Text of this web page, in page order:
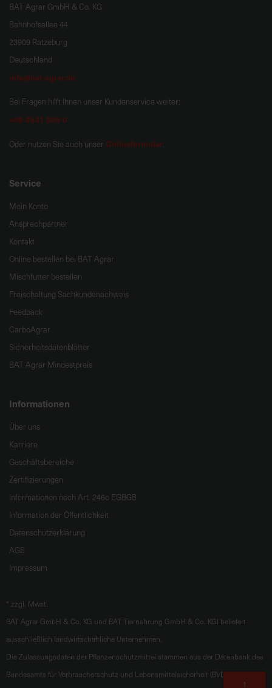
BAT Agrar GmbH & Co. KG
Bahnhofsallee 44
23909 Ratzeburg
Deutschland
info@bat-agrar.de
Bei Fragen hilft Ihnen unser Kundenservice weiter:
+49 4541 806 0
Oder nutzen Sie auch unser Onlineformular.
Service
Mein Konto
Ansprechpartner
Kontakt
Online bestellen bei BAT Agrar
Mischfutter bestellen
Freischaltung Sachkundenachweis
Feedback
CarboAgrar
Sicherheitsdatenblätter
BAT Agrar Mindestpreis
Informationen
Über uns
Karriere
Geschäftsbereiche
Zertifizierungen
Informationen nach Art. 246c EGBGB
Information der Öffentlichkeit
Datenschutzerklärung
AGB
Impressum
* zzgl. Mwst.
BAT Agrar GmbH & Co. KG und BAT Tiernahrung GmbH & Co. KGl beliefert
ausschließlich landwirtschaftliche Unternehmen.
Die Zulassungsdaten der Pflanzenschutzmittel stammen aus der Datenbank des
Bundesamts für Verbraucherschutz und Lebensmittelsicherheit (BVL).
Zum
↑